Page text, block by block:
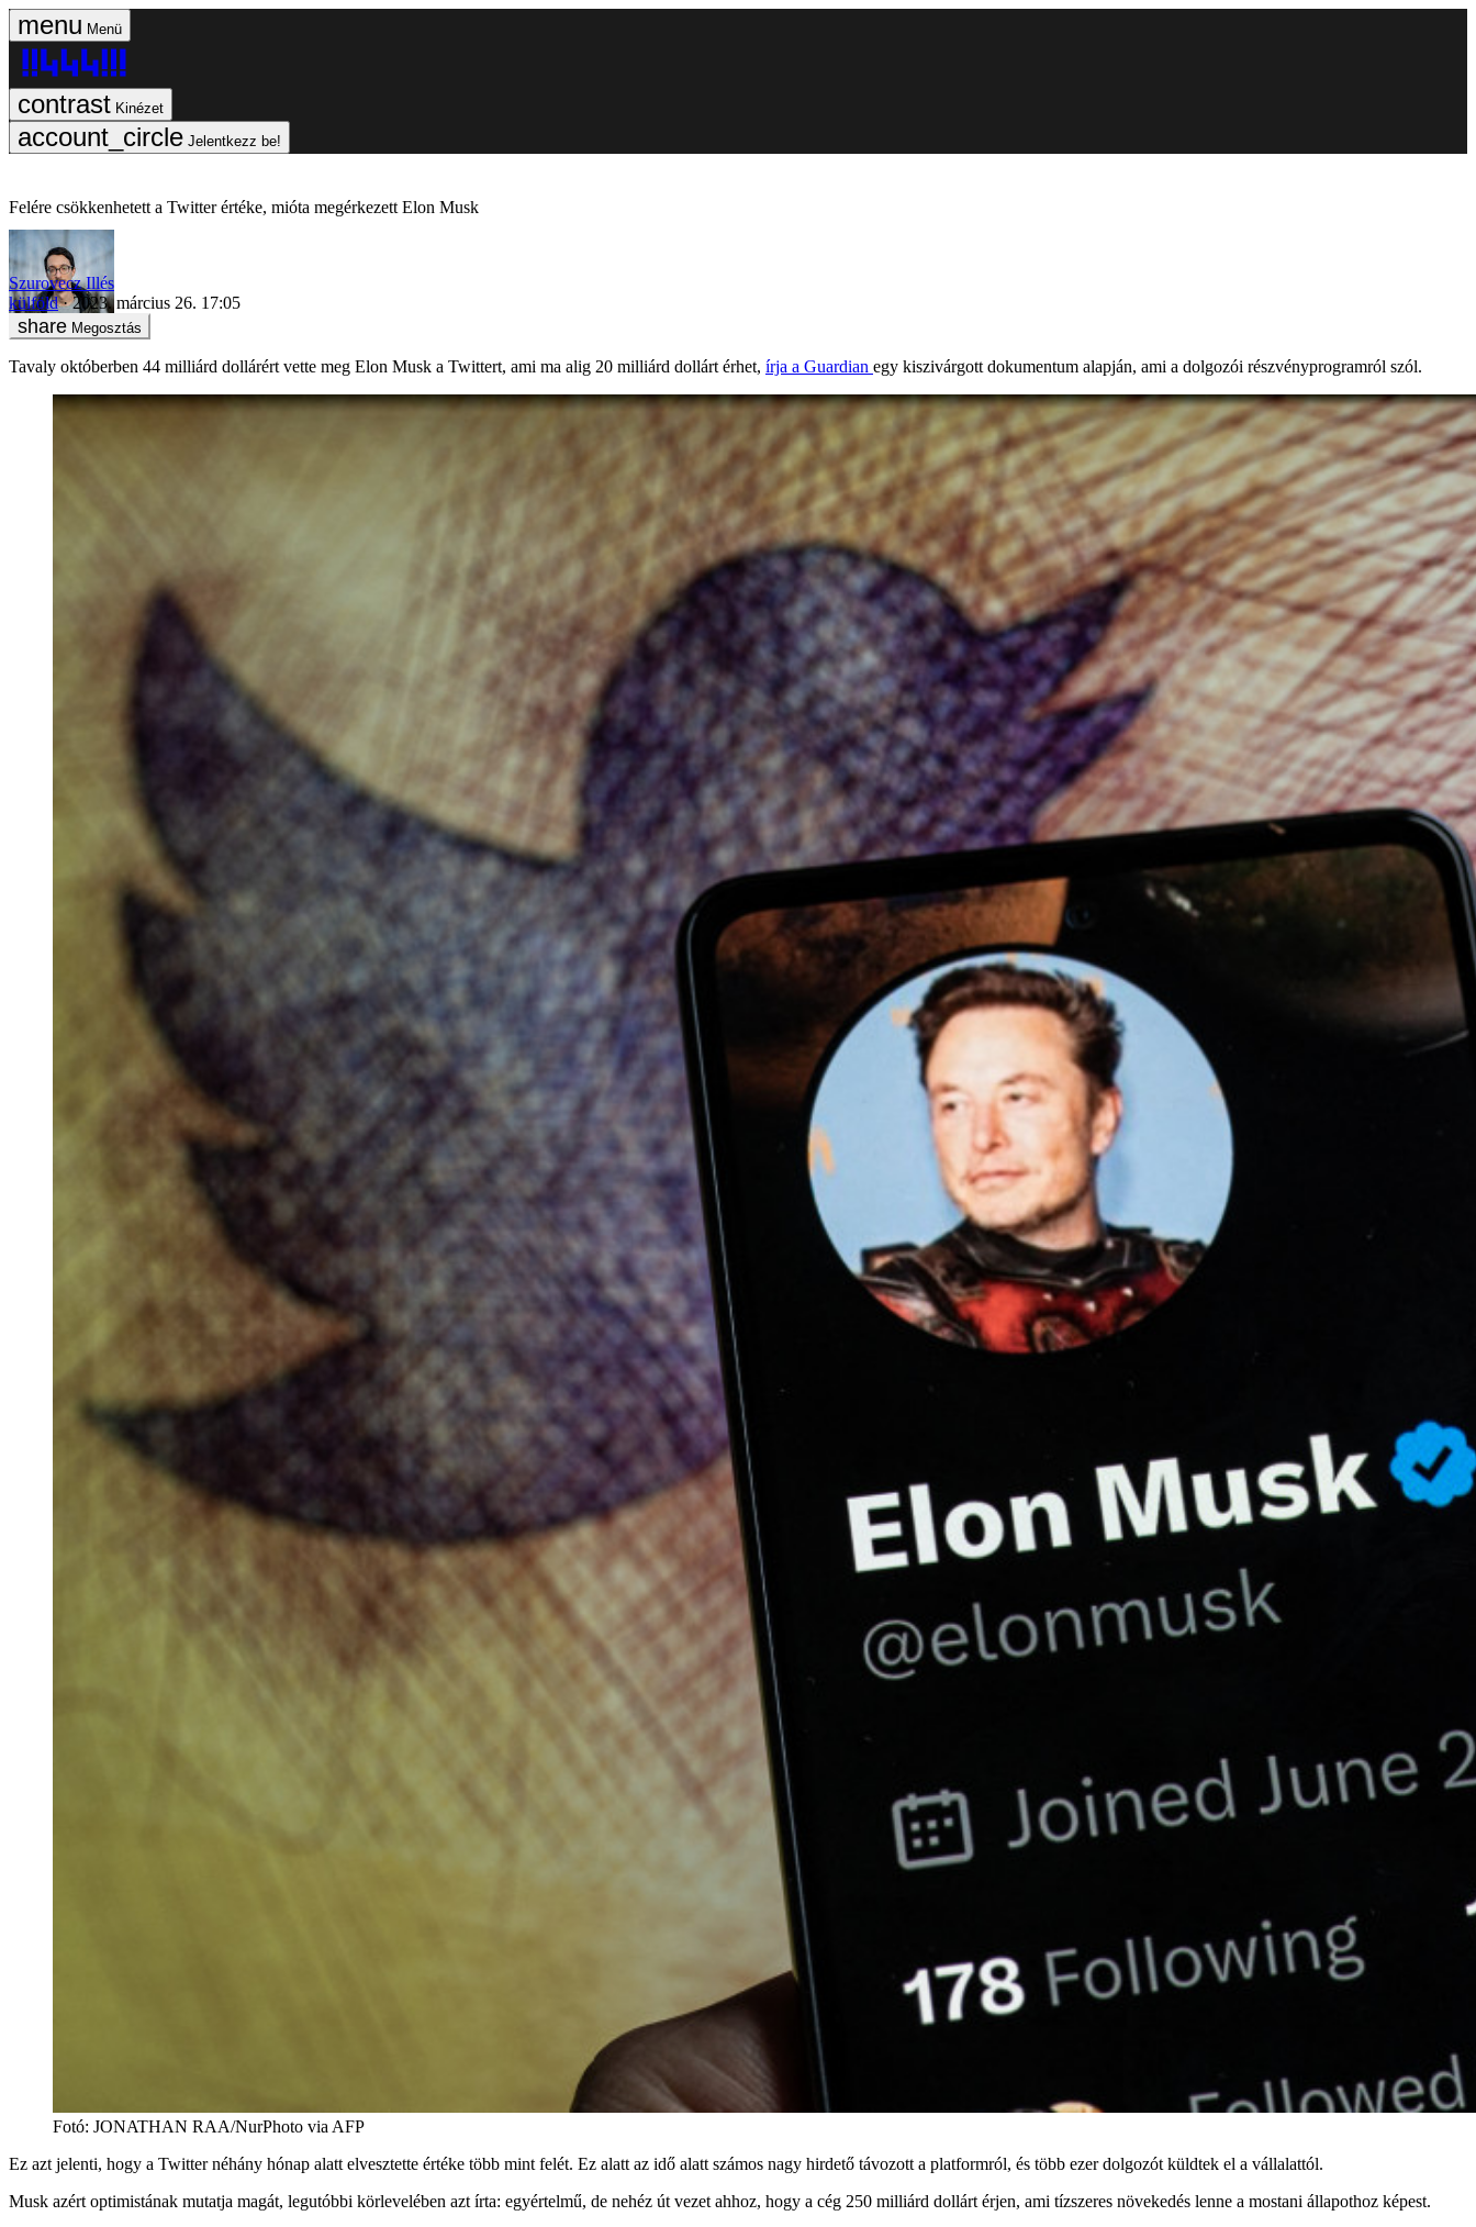
Menü
Kinézet
Jelentkezz be!
Felére csökkenhetett a Twitter értéke, mióta megérkezett Elon Musk
Szurovecz Illés
külföld
2023. március 26. 17:05
Megosztás
Tavaly októberben 44 milliárd dollárért vette meg Elon Musk a Twittert, ami ma alig 20 milliárd dollárt érhet, írja a Guardian egy kiszivárgott dokumentum alapján, ami a dolgozói részvényprogramról szól.
Fotó: JONATHAN RAA/NurPhoto via AFP
Ez azt jelenti, hogy a Twitter néhány hónap alatt elvesztette értéke több mint felét. Ez alatt az idő alatt számos nagy hirdető távozott a platformról, és több ezer dolgozót küldtek el a vállalattól.
Musk azért optimistának mutatja magát, legutóbbi körlevelében azt írta: egyértelmű, de nehéz út vezet ahhoz, hogy a cég 250 milliárd dollárt érjen, ami tízszeres növekedés lenne a mostani állapothoz képest.